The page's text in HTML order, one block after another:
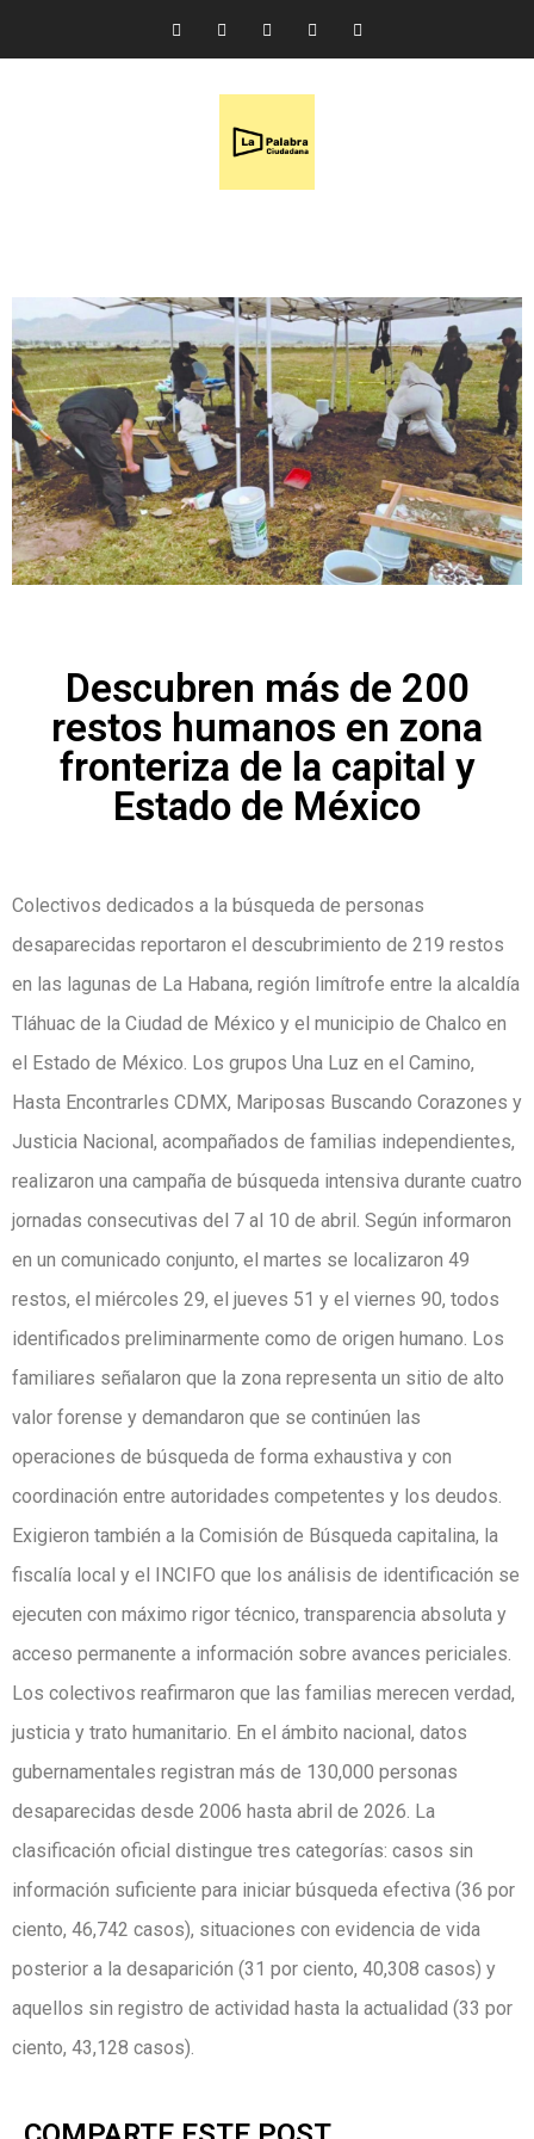
Descubren más de 200
restos humanos en zona
fronteriza de la capital y
Estado de México
Colectivos dedicados a la búsqueda de personas
desaparecidas reportaron el descubrimiento de 219 restos
en las lagunas de La Habana, región limítrofe entre la alcaldía
Tláhuac de la Ciudad de México y el municipio de Chalco en
el Estado de México. Los grupos Una Luz en el Camino,
Hasta Encontrarles CDMX, Mariposas Buscando Corazones y
Justicia Nacional, acompañados de familias independientes,
realizaron una campaña de búsqueda intensiva durante cuatro
jornadas consecutivas del 7 al 10 de abril. Según informaron
en un comunicado conjunto, el martes se localizaron 49
restos, el miércoles 29, el jueves 51 y el viernes 90, todos
identificados preliminarmente como de origen humano. Los
familiares señalaron que la zona representa un sitio de alto
valor forense y demandaron que se continúen las
operaciones de búsqueda de forma exhaustiva y con
coordinación entre autoridades competentes y los deudos.
Exigieron también a la Comisión de Búsqueda capitalina, la
fiscalía local y el INCIFO que los análisis de identificación se
ejecuten con máximo rigor técnico, transparencia absoluta y
acceso permanente a información sobre avances periciales.
Los colectivos reafirmaron que las familias merecen verdad,
justicia y trato humanitario. En el ámbito nacional, datos
gubernamentales registran más de 130,000 personas
desaparecidas desde 2006 hasta abril de 2026. La
clasificación oficial distingue tres categorías: casos sin
información suficiente para iniciar búsqueda efectiva (36 por
ciento, 46,742 casos), situaciones con evidencia de vida
posterior a la desaparición (31 por ciento, 40,308 casos) y
aquellos sin registro de actividad hasta la actualidad (33 por
ciento, 43,128 casos).